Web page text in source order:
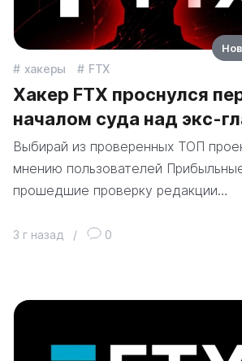
хакеры FTX
Хакер FTX проснулся
началом суда над экс-
Выбирай из проверенных ТОП
мнению пользователей
прошедшие проверку редакции…
3 г назад / 0